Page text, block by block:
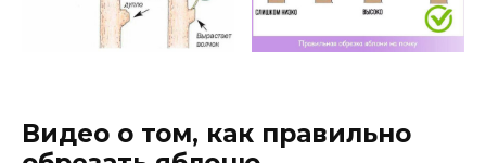
Видео о том, как правильно